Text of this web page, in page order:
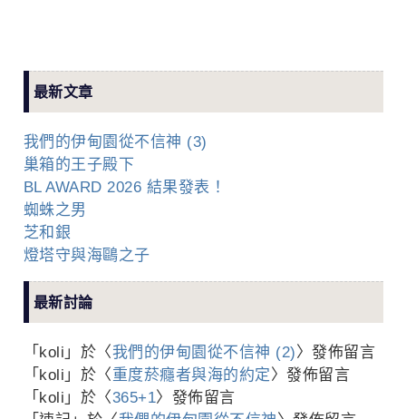
最新文章
我們的伊甸園從不信神 (3)
巢箱的王子殿下
BL AWARD 2026 結果發表！
蜘蛛之男
芝和銀
燈塔守與海鷗之子
最新討論
「 koli 」於〈我們的伊甸園從不信神 (2)〉發佈留言
「 koli 」於〈重度菸癮者與海的約定〉發佈留言
「 koli 」於〈365+1〉發佈留言